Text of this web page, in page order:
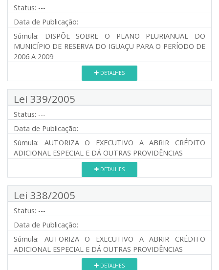
Status: ---
Data de Publicação:
Súmula: DISPÕE SOBRE O PLANO PLURIANUAL DO
MUNICÍPIO DE RESERVA DO IGUAÇU PARA O PERÍODO DE
2006 A 2009
DETALHES
Lei 339/2005
Status: ---
Data de Publicação:
Súmula: AUTORIZA O EXECUTIVO A ABRIR CRÉDITO
ADICIONAL ESPECIAL E DÁ OUTRAS PROVIDÊNCIAS
DETALHES
Lei 338/2005
Status: ---
Data de Publicação:
Súmula: AUTORIZA O EXECUTIVO A ABRIR CRÉDITO
ADICIONAL ESPECIAL E DÁ OUTRAS PROVIDÊNCIAS
DETALHES